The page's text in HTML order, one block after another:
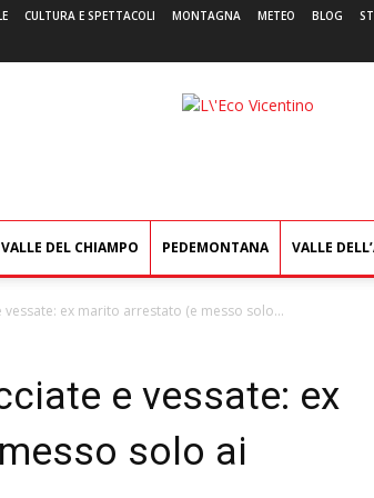
CULTURA E SPETTACOLI MONTAGNA METEO BLOG
L'Eco
VALLE DEL CHIAMPO PEDEMONTANA VALLE
ex marito arrestato (e messo solo...
e vessate: ex
solo ai